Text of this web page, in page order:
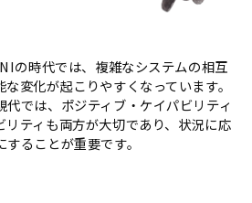
の時代では、複雑なシステムの相互
変化が起こりやすくなっています。
代では、ポジティブ・ケイパビリティ
リティも両方が大切であり、状況に応
ることが重要です。